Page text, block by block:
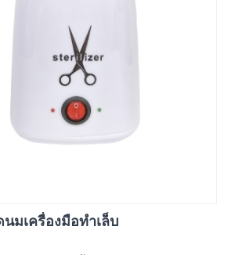
นมเครื่องมือทำเล็บ